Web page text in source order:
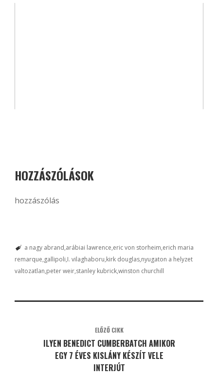
HOZZÁSZÓLÁSOK
hozzászólás
a nagy abrand arábiai lawrence eric von storheim erich maria
remarque gallipoli I. vilaghaboru kirk douglas nyugaton a helyzet
valtozatlan peter weir stanley kubrickwinston churchill
ELŐZŐ CIKK
ILYEN BENEDICT CUMBERBATCH AMIKOR
EGY 7 ÉVES KISLÁNY KÉSZÍT VELE
INTERJÚT